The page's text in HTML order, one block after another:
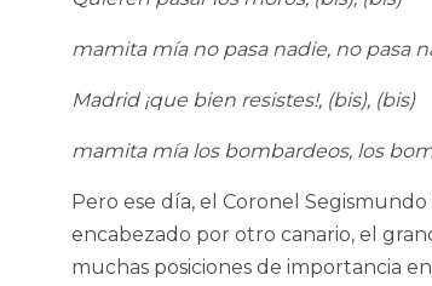
mamita mía no pasa nadie, no pasa
Madrid ¡que bien resistes!, (bis), (bis)
mamita mía los bombardeos, los
Pero ese día, el Coronel
encabezado por otro canario, el
muchas posiciones de importancia